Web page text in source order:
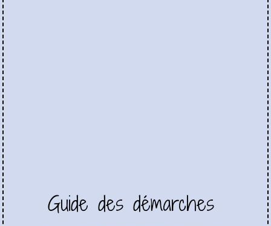
Guide des démarches